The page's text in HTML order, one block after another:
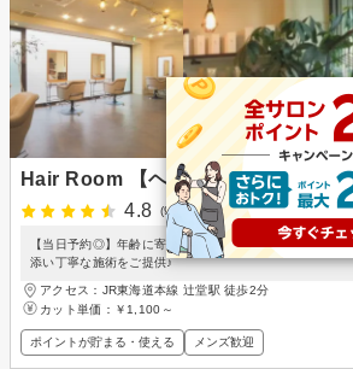
Hair Room 【ヘアールーム】
4.8
(9件)
【当日予約◎】年齢に寄り添う、美しさと似合う髪。落
添い丁寧な施術をご提供♪
アクセス：JR東海道本線 辻堂駅 徒歩2分
カット単価： ￥1,100～
ポイントが貯まる・使える メンズ歓迎